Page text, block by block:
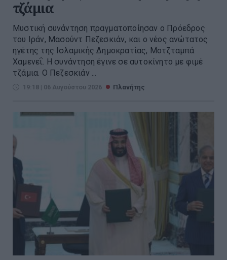
τζάμια
Μυστική συνάντηση πραγματοποίησαν ο Πρόεδρος
του Ιράν, Μασούντ Πεζεσκιάν, και ο νέος ανώτατος
ηγέτης της Ισλαμικής Δημοκρατίας, Μοτζταμπά
Χαμενεΐ. Η συνάντηση έγινε σε αυτοκίνητο με φιμέ
τζάμια. Ο Πεζεσκιάν ...
19:18 | 06 Αυγούστου 2026 Πλανήτης